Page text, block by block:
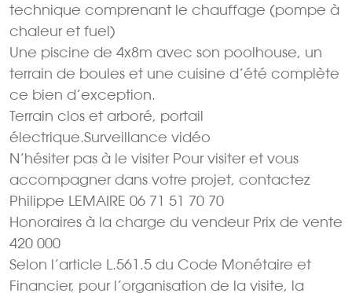
technique comprenant le chauffage (pompe à
chaleur et fuel)
Une piscine de 4x8m avec son poolhouse, un
terrain de boules et une cuisine d’été complète
ce bien d’exception.
Terrain clos et arboré, portail
électrique.Surveillance vidéo
N’hésiter pas à le visiter Pour visiter et vous
accompagner dans votre projet, contactez
Philippe LEMAIRE 06 71 51 70 70
Honoraires à la charge du vendeur Prix de vente
420 000 
Selon l’article L.561.5 du Code Monétaire et
Financier, pour l’organisation de la visite, la